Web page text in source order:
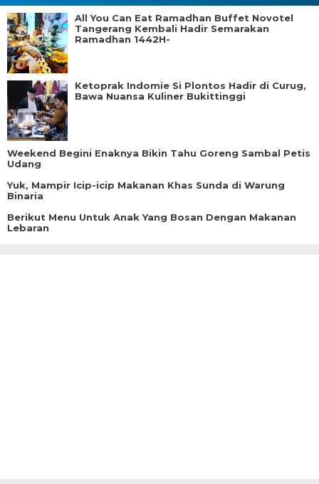
All You Can Eat Ramadhan Buffet Novotel
Tangerang Kembali Hadir Semarakan
Ramadhan 1442H-
Ketoprak Indomie Si Plontos Hadir di Curug,
Bawa Nuansa Kuliner Bukittinggi
Weekend Begini Enaknya Bikin Tahu Goreng Sambal Petis
Udang
Yuk, Mampir Icip-icip Makanan Khas Sunda di Warung
Binaria
Berikut Menu Untuk Anak Yang Bosan Dengan Makanan
Lebaran